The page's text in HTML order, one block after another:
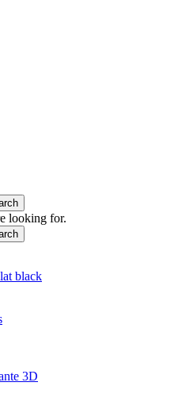
looking for.
black
3D